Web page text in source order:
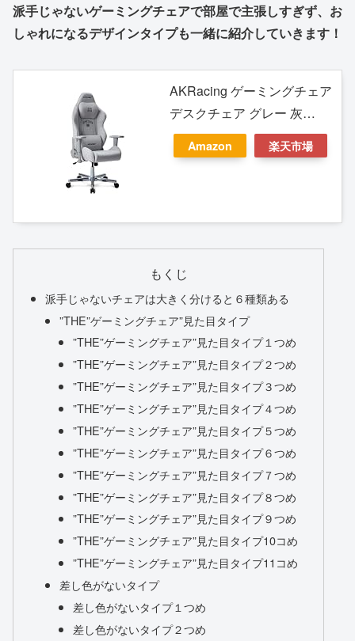
派手じゃないゲーミングチェアで部屋で主張しすぎず、お
しゃれになるデザインタイプも一緒に紹介していきます！
AKRacing ゲーミングチェア
デスクチェア グレー 灰
AKRacing by BEAMS
DESIGNモデル 国産スエッ
Amazon 楽天市場
もくじ
派手じゃないチェアは大きく分けると６種類ある
”THE”ゲーミングチェア”見た目タイプ
”THE”ゲーミングチェア”見た目タイプ１つめ
”THE”ゲーミングチェア”見た目タイプ２つめ
”THE”ゲーミングチェア”見た目タイプ３つめ
”THE”ゲーミングチェア”見た目タイプ４つめ
”THE”ゲーミングチェア”見た目タイプ５つめ
”THE”ゲーミングチェア”見た目タイプ６つめ
”THE”ゲーミングチェア”見た目タイプ７つめ
”THE”ゲーミングチェア”見た目タイプ８つめ
”THE”ゲーミングチェア”見た目タイプ９つめ
”THE”ゲーミングチェア”見た目タイプ10コめ
”THE”ゲーミングチェア”見た目タイプ11コめ
差し色がないタイプ
差し色がないタイプ１つめ
差し色がないタイプ２つめ